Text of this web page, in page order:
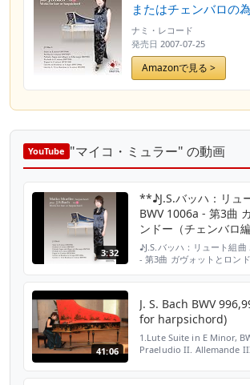
またはチェンバロの
ナミ・レコード
発売日 2007-07-25
Amazonで見る >
YouTube "マイコ・ミュラー" の動画
3:32
**♪J.S.バッハ：リュ
BWV 1006a - 第3曲
ンドー（チェンバロ
ミュラー（チェンバ
♪J.S.バッハ：リュート組
- 第3曲 ガヴォットとロン
harpsichord) / ...
41:06
J. S. Bach BWV
for harpsichord)
1.Lute Suite in E Minor,
Praeludio II. Allemande